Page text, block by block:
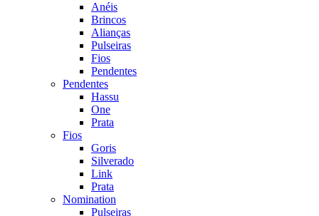
Anéis
Brincos
Alianças
Pulseiras
Fios
Pendentes
Pendentes
Hassu
One
Prata
Fios
Goris
Silverado
Link
Prata
Nomination
Pulseiras